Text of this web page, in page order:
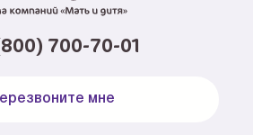
700-70-01
мне